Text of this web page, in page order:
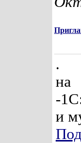
.
на
-
и